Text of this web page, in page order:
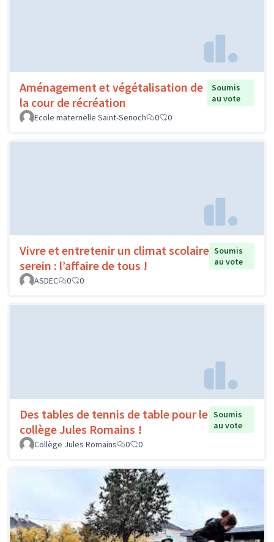
Aménagement et végétalisation de
la cour de récréation
Soumis
au vote
Ecole maternelle Saint-Senoch
0 0
Vivre et entretenir un climat scolaire
serein : l’affaire de tous !
Soumis
au vote
ASDEC
0 0
Des tables de tennis de table pour le
collège Jules Romains !
Soumis
au vote
Collège Jules Romains
0 0